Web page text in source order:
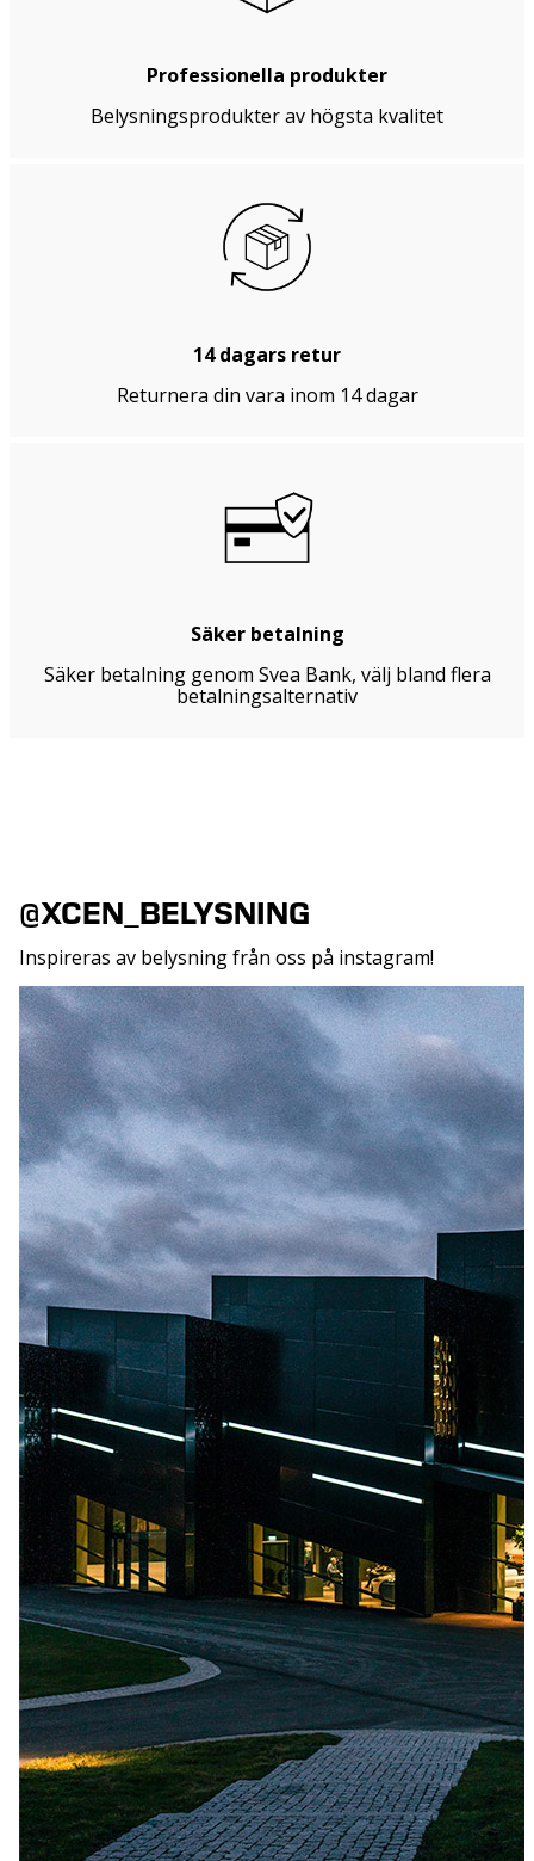
Professionella produkter
Belysningsprodukter av högsta kvalitet
14 dagars retur
Returnera din vara inom 14 dagar
Säker betalning
Säker betalning genom Svea Bank, välj bland flera
betalningsalternativ
@XCEN_BELYSNING
Inspireras av belysning från oss på instagram!